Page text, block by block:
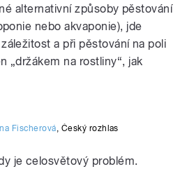
alternativní způsoby pěstování
nebo akvaponie), jde
a při pěstování na poli
„držákem na rostliny“, jak
Fischerová, Český rozhlas
je celosvětový problém.